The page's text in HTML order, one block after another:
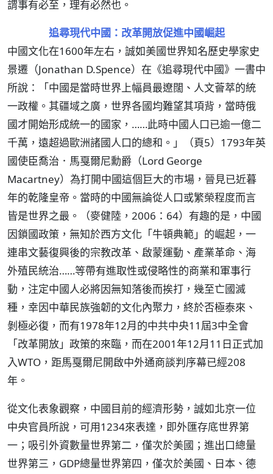
謂事有必至，理有必然也。
追尋現代中國：改革開放促進中國崛起
中國文化在1600年左右，誠如美國世界知名歷史學家史
景遷（Jonathan D.Spence）在《追尋現代中國》一書中
所說：「中國是當時世界上幅員最遼闊、人文薈萃的統
一政權。其疆域之廣，世界各國均難望其項背，當時俄
國才開始形成統一的國家，……此時中國人口已逾一億二
千萬，遠超過歐洲諸國人口的總和。」（頁5）1793年英
國使臣喬治．馬戛爾尼勳爵（Lord George
Macartney）為打開中國這個巨大的市場，晉見已近暮
年的乾隆皇帝。當時的中國無論從人口或繁榮程度而言
皆是世界之最。（麥健陸，2006：64）有趣的是，中國
因鎖國政策，無知於西方文化「牛頓典範」的崛起，一
連串文藝復興後的宗教改革、啟蒙運動、產業革命、海
外殖民統治……等帶有進取性或侵略性的商業和軍事行
動，注定中國人必將因無知落後而挨打，幾至亡國滅
種，幸因中華民族強韌的文化內聚力，終於否極泰來、
剝極必復，而有1978年12月的中共中央11屆3中全會
「改革開放」政策的來臨，而在2001年12月11日正式加
入WTO，距馬戛爾尼開啟中外通商談判序幕已經208
年。
從文化表象觀察，中國目前的經濟形勢，誠如北京一位
中央官員所說，可用1234來表達，即外匯存底世界第
一；吸引外資數量世界第二，僅次於美國；進出口總量
世界第三，GDP總量世界第四，僅次於美國、日本、德